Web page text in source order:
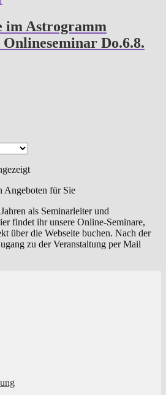
im Astrogramm
Do.6.8.
Angeboten für Sie
als Seminarleiter und
findet ihr unsere Online-Seminare,
über die Webseite buchen. Nach der
zu der Veranstaltung per Mail